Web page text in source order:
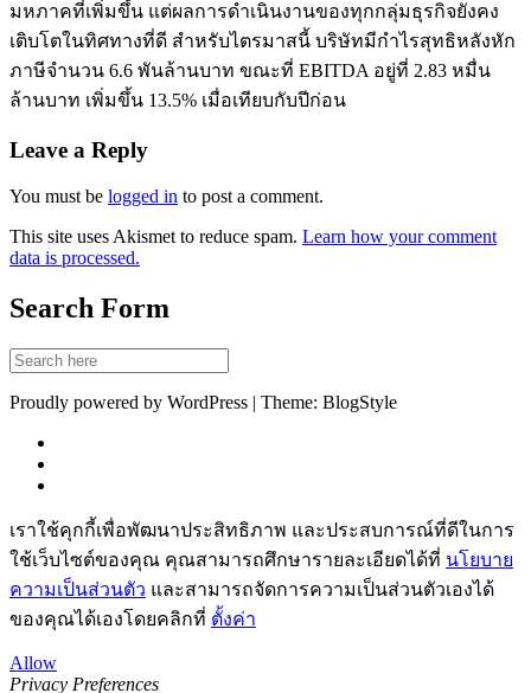
มหภาคที่เพิ่มขึ้น แต่ผลการดำเนินงานของทุกกลุ่มธุรกิจยังคง
เติบโตในทิศทางที่ดี สำหรับไตรมาสนี้ บริษัทมีกำไรสุทธิหลังหัก
ภาษีจำนวน 6.6 พันล้านบาท ขณะที่ EBITDA อยู่ที่ 2.83 หมื่น
ล้านบาท เพิ่มขึ้น 13.5% เมื่อเทียบกับปีก่อน
Leave a Reply
You must be logged in to post a comment.
This site uses Akismet to reduce spam. Learn how your comment
data is processed.
Search Form
Proudly powered by WordPress | Theme: BlogStyle
เราใช้คุกกี้เพื่อพัฒนาประสิทธิภาพ และประสบการณ์ที่ดีในการ
ใช้เว็บไซต์ของคุณ คุณสามารถศึกษารายละเอียดได้ที่ นโยบาย
ความเป็นส่วนตัว และสามารถจัดการความเป็นส่วนตัวเองได้
ของคุณได้เองโดยคลิกที่ ตั้งค่า
Allow
Privacy Preferences